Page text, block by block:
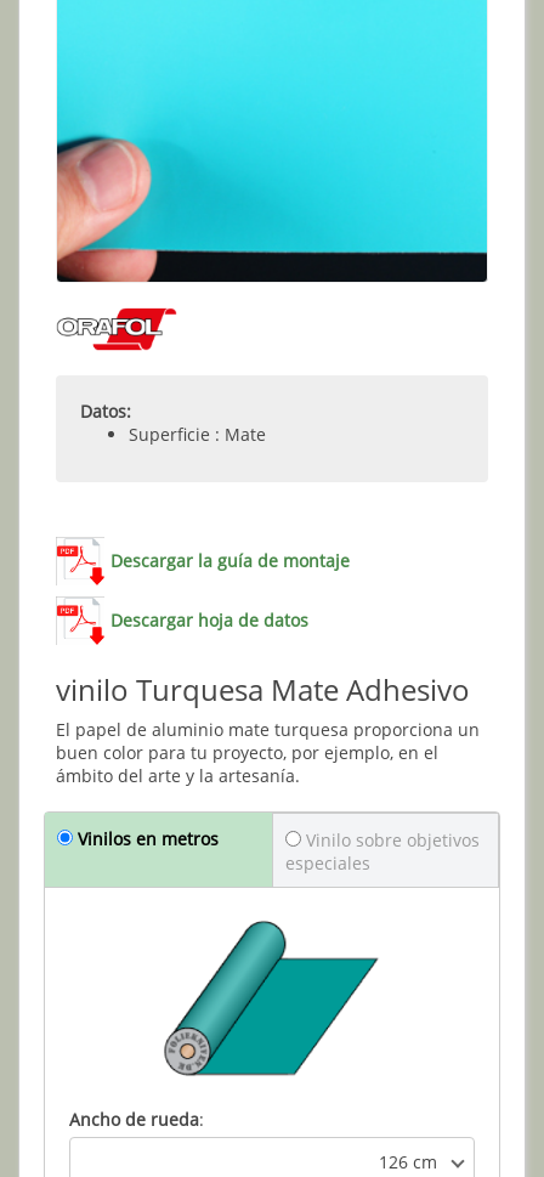
Datos:
Superficie : Mate
Descargar la guía de montaje
Descargar hoja de datos
vinilo Turquesa Mate Adhesivo
El papel de aluminio mate turquesa proporciona un
buen color para tu proyecto, por ejemplo, en el
ámbito del arte y la artesanía.
Vinilos en metros
Vinilo sobre objetivos
especiales
Ancho de rueda:
126 cm